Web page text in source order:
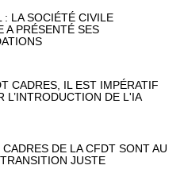
: LA SOCIÉTÉ CIVILE
A PRÉSENTÉ SES
CADRES, IL EST IMPÉRATIF
L’INTRODUCTION DE L'IA
CADRES DE LA CFDT SONT AU
JUSTE